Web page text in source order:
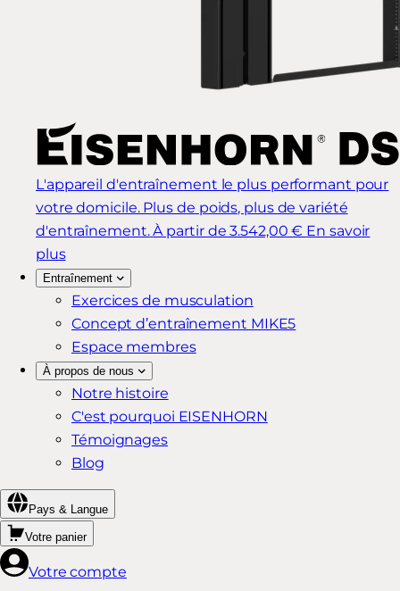
L'appareil d'entraînement le plus performant pour
votre domicile. Plus de poids, plus de variété
d'entraînement. À partir de 3.542,00 € En savoir
plus
Entraînement
Exercices de musculation
Concept d’entraînement MIKE5
Espace membres
À propos de nous
Notre histoire
C'est pourquoi EISENHORN
Témoignages
Blog
Pays & Langue
Votre panier
Votre compte